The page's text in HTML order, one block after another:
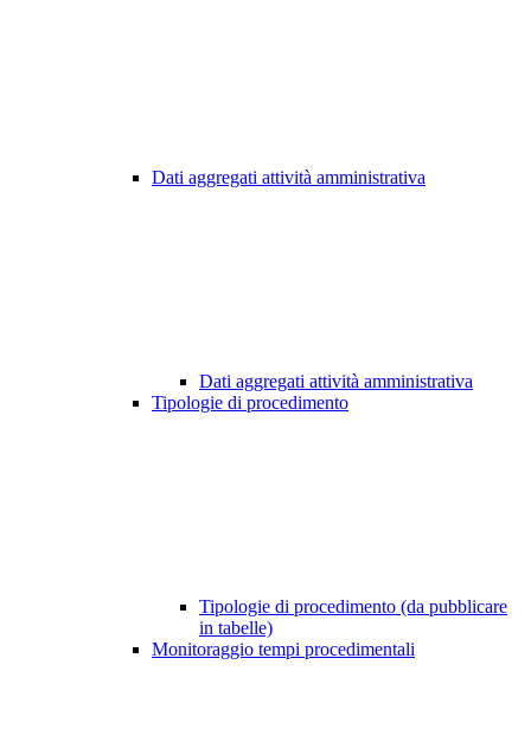
Dati aggregati attività amministrativa
Dati aggregati attività amministrativa
Tipologie di procedimento
Tipologie di procedimento (da pubblicare
in tabelle)
Monitoraggio tempi procedimentali